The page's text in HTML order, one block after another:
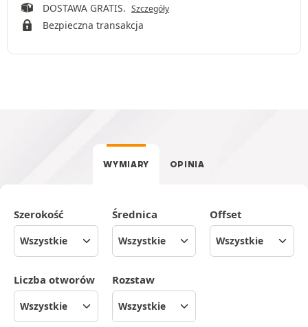
DOSTAWA GRATIS. Szczegóły
Bezpieczna transakcja
WYMIARY OPINIA
Szerokość Średnica Offset
Liczba otworów Rozstaw